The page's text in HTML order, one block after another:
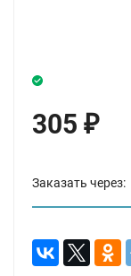
305 ₽
Заказать через: